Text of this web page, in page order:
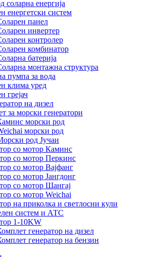
соларна енергија
енергетски систем
панел
инвертер
контролер
комбинатор
батерија
монтажна структура
пумпа за вода
клима уред
грејач
на дизел
за морски генератори
морски род
морски род
род Јучаи
со мотор Каминс
со мотор Перкинс
со мотор Вајфанг
со мотор Јангдонг
со мотор Шангај
со мотор Weichai
на приколка и светлосни кули
систем и АТС
1-10KW
генератор на дизел
генератор на бензин